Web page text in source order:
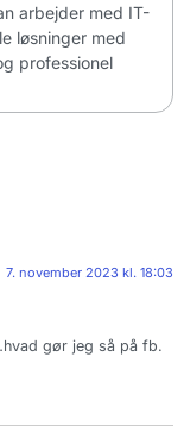
arbejder med IT-
løsninger med
professionel
7. november 2023 kl. 18:03
gør jeg så på fb.